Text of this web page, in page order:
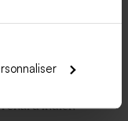
triangle
renard indien